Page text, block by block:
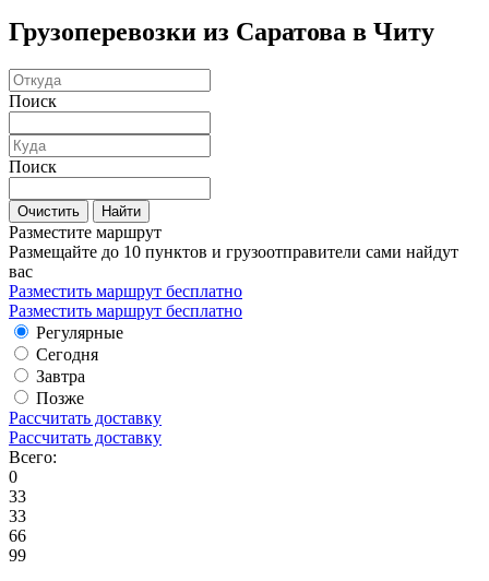
Грузоперевозки из Саратова в Читу
Поиск
Поиск
Очистить Найти
Разместите маршрут
Размещайте до 10 пунктов и грузоотправители сами найдут
вас
Разместить маршрут бесплатно
Разместить маршрут бесплатно
Регулярные
Сегодня
Завтра
Позже
Рассчитать доставку
Рассчитать доставку
Всего:
0
33
33
66
99